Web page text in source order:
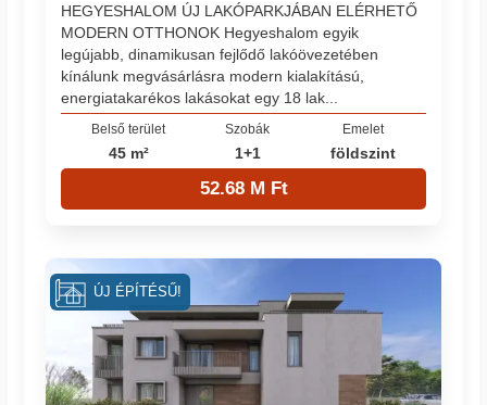
HEGYESHALOM ÚJ LAKÓPARKJÁBAN ELÉRHETŐ
MODERN OTTHONOK Hegyeshalom egyik
legújabb, dinamikusan fejlődő lakóövezetében
kínálunk megvásárlásra modern kialakítású,
energiatakarékos lakásokat egy 18 lak...
Belső terület
45 m²
Szobák
1+1
Emelet
földszint
52.68 M Ft
ÚJ ÉPÍTÉSŰ!